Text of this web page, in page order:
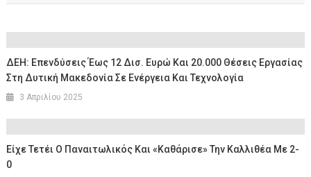
ΔΕΗ: Επενδύσεις Έως 12 Δισ. Ευρώ Και 20.000 Θέσεις Εργασίας
Στη Δυτική Μακεδονία Σε Ενέργεια Και Τεχνολογία
3 Απριλίου 2025
Είχε Τετέι Ο Παναιτωλικός Και «καθάρισε» Την Καλλιθέα Με 2-
0